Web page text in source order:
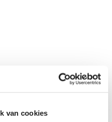
van cookies